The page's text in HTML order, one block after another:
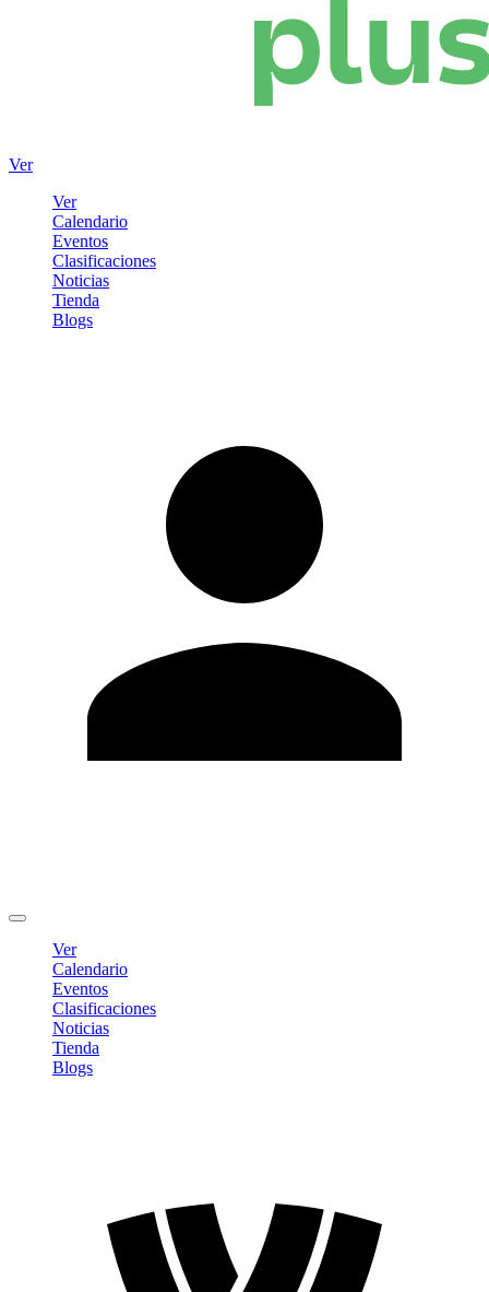
Ver
Ver
Calendario
Eventos
Clasificaciones
Noticias
Tienda
Blogs
Ver
Calendario
Eventos
Clasificaciones
Noticias
Tienda
Blogs